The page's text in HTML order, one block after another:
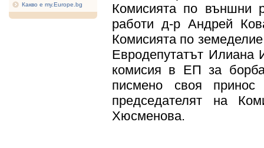
Какво е my.Europe.bg
Комисията по външни
работи д-р Андрей
Комисията по
Евродепутатът Илиана
комисия в ЕП за
писмено своя
председателят на
Хюсменова.